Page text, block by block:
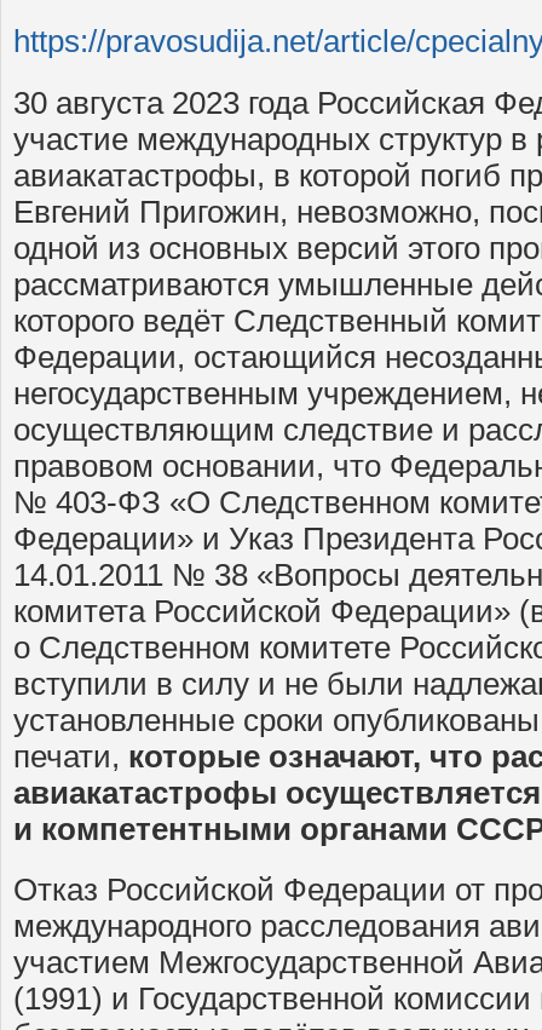
https://pravosudija.net/article/
30 августа 2023 года Российская
участие международных структур в
авиакатастрофы, в которой погиб
Евгений Пригожин, невозможно,
одной из основных версий этого
рассматриваются умышленные
которого ведёт Следственный
Федерации, остающийся
негосударственным учреждением,
осуществляющим следствие и
правовом основании, что
№ 403-ФЗ «О Следственном
Федерации» и Указ Президента
14.01.2011 № 38 «Вопросы
комитета Российской Федерации»
о Следственном комитете
вступили в силу и не были
установленные сроки
печати, которые означают, что
авиакатастрофы
и компетентными органами
Отказ Российской Федерации от
международного расследования
участием Межгосударственной
(1991) и Государственной комиссии